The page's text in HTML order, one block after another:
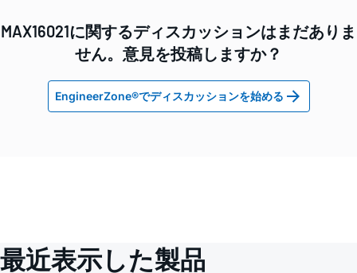
MAX16021に関するディスカッションはまだありま
せん。意見を投稿しますか？
EngineerZone®でディスカッションを始める
最近表示した製品